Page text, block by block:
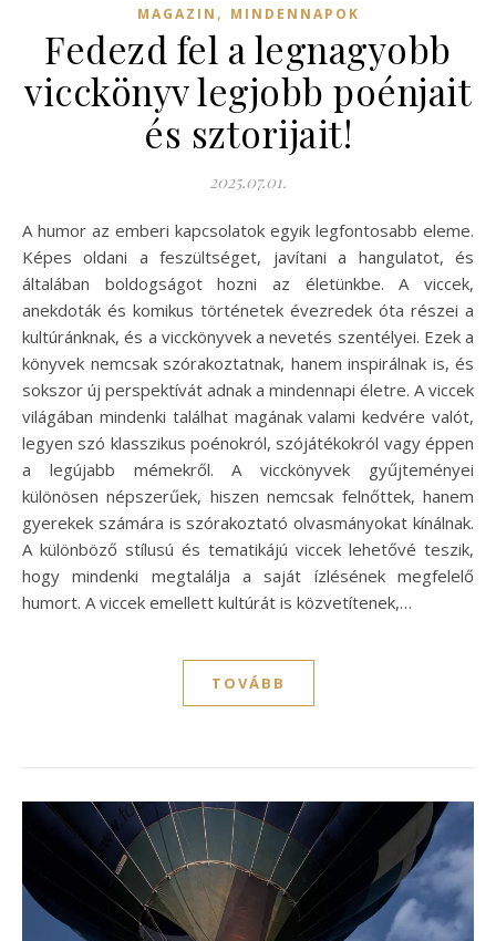
MAGAZIN , MINDENNAPOK
Fedezd fel a legnagyobb
vicckönyv legjobb poénjait
és sztorijait!
2025.07.01.
A humor az emberi kapcsolatok egyik legfontosabb eleme.
Képes oldani a feszültséget, javítani a hangulatot, és
általában boldogságot hozni az életünkbe. A viccek,
anekdoták és komikus történetek évezredek óta részei a
kultúránknak, és a vicckönyvek a nevetés szentélyei. Ezek a
könyvek nemcsak szórakoztatnak, hanem inspirálnak is, és
sokszor új perspektívát adnak a mindennapi életre. A viccek
világában mindenki találhat magának valami kedvére valót,
legyen szó klasszikus poénokról, szójátékokról vagy éppen
a legújabb mémekről. A vicckönyvek gyűjteményei
különösen népszerűek, hiszen nemcsak felnőttek, hanem
gyerekek számára is szórakoztató olvasmányokat kínálnak.
A különböző stílusú és tematikájú viccek lehetővé teszik,
hogy mindenki megtalálja a saját ízlésének megfelelő
humort. A viccek emellett kultúrát is közvetítenek,…
TOVÁBB